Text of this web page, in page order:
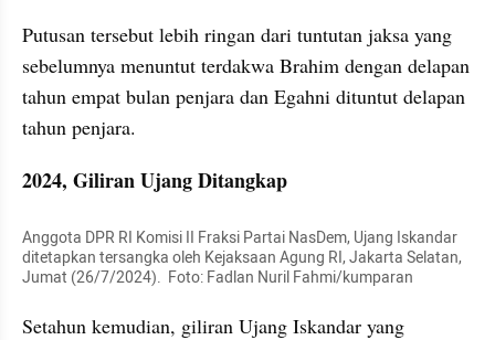
Putusan tersebut lebih ringan dari tuntutan jaksa yang
sebelumnya menuntut terdakwa Brahim dengan delapan
tahun empat bulan penjara dan Egahni dituntut delapan
tahun penjara.
2024, Giliran Ujang Ditangkap
Anggota DPR RI Komisi II Fraksi Partai NasDem, Ujang Iskandar
ditetapkan tersangka oleh Kejaksaan Agung RI, Jakarta Selatan,
Jumat (26/7/2024).  Foto: Fadlan Nuril Fahmi/kumparan
Setahun kemudian, giliran Ujang Iskandar yang